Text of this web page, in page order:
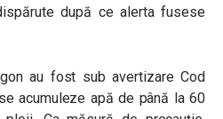
după ce alerta fusese
au fost sub avertizare Cod
acumuleze apă de până la 60